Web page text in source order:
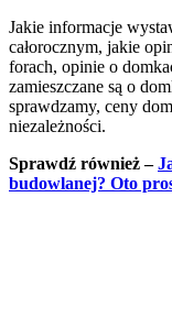
Jakie informacje
całorocznym, jakie
forach, opinie o
zamieszczane są o
sprawdzamy, ceny
niezależności.
Sprawdź również –
budowlanej? Oto